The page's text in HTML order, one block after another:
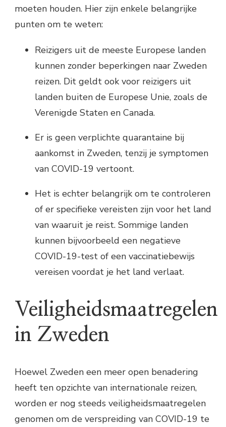
moeten houden. Hier zijn enkele belangrijke
punten om te weten:
Reizigers uit de meeste Europese landen
kunnen zonder beperkingen naar Zweden
reizen. Dit geldt ook voor reizigers uit
landen buiten de Europese Unie, zoals de
Verenigde Staten en Canada.
Er is geen verplichte quarantaine bij
aankomst in Zweden, tenzij je symptomen
van COVID-19 vertoont.
Het is echter belangrijk om te controleren
of er specifieke vereisten zijn voor het land
van waaruit je reist. Sommige landen
kunnen bijvoorbeeld een negatieve
COVID-19-test of een vaccinatiebewijs
vereisen voordat je het land verlaat.
Veiligheidsmaatregelen
in Zweden
Hoewel Zweden een meer open benadering
heeft ten opzichte van internationale reizen,
worden er nog steeds veiligheidsmaatregelen
genomen om de verspreiding van COVID-19 te